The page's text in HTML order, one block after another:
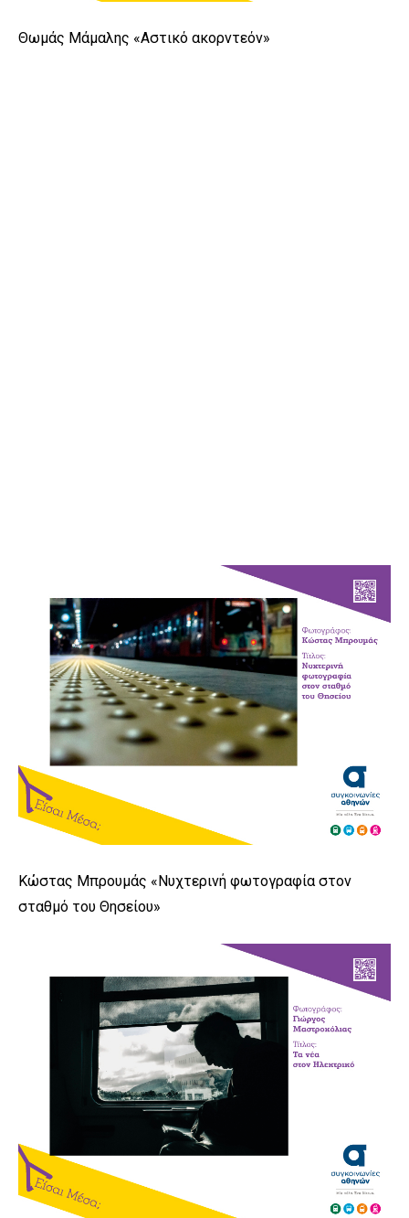
Θωμάς Μάμαλης «Αστικό ακορντεόν»
Κώστας Μπρουμάς «Νυχτερινή φωτογραφία στον
σταθμό του Θησείου»